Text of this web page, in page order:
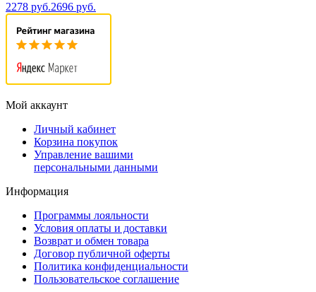
2278 руб.2696 руб.
Мой аккаунт
Личный кабинет
Корзина покупок
Управление вашими
персональными данными
Информация
Программы лояльности
Условия оплаты и доставки
Возврат и обмен товара
Договор публичной оферты
Политика конфиденциальности
Пользовательское соглашение